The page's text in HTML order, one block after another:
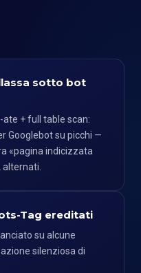
sotto bot
+ full table scan:
Googlebot su picchi —
«pagina indicizzata
alternati.
Tag ereditati
su alcune
silenziosa di